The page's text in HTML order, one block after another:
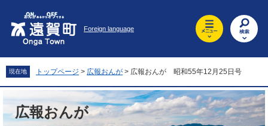
先
頭
を
飛
Foreign language
現在地 トップページ > 広報おんが > 広報おんが 昭和55年12月25日号
広報おんが